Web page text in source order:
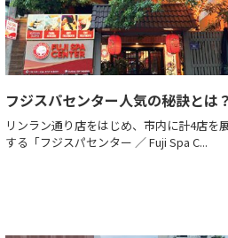
フジスパセンター人気の秘訣とは
リンラン通り店をはじめ、市内に計4店を
する「フジスパセンター ／ Fuji Spa C...